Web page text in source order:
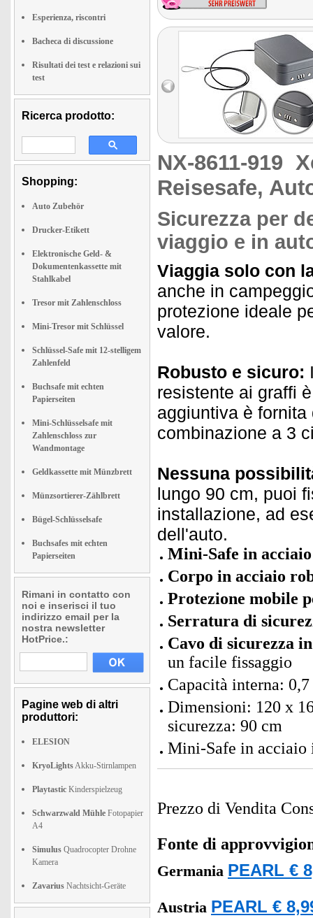
Esperienza, riscontri
Bacheca di discussione
Risultati dei test e relazioni sui
test
Ricerca prodotto:
Shopping:
Auto Zubehör
Drucker-Etikett
Elektronische Geld- &
Dokumentenkassette mit
Stahlkabel
Tresor mit Zahlenschloss
Mini-Tresor mit Schlüssel
Schlüssel-Safe mit 12-stelligem
Zahlenfeld
Buchsafe mit echten
Papierseiten
Mini-Schlüsselsafe mit
Zahlenschloss zur
Wandmontage
Geldkassette mit Münzbrett
Münzsortierer-Zählbrett
Bügel-Schlüsselsafe
Buchsafes mit echten
Papierseiten
Rimani in contatto con
noi e inserisci il tuo
indirizzo email per la
nostra newsletter
HotPrice.:
Pagine web di altri
produttori:
ELESION
KryoLightsAkku-Stirnlampen
Playtastic Kinderspielzeug
Schwarzwald Mühle Fotopapier
A4
Simulus Quadrocopter Drohne
Kamera
Zavarius Nachtsicht-Geräte
NX-8611-919
Reisesafe,
Sicurezza per
viaggio e in
Viaggia solo con
anche in
protezione ideale
valore.
Robusto e sicuro:
resistente ai graffi
aggiuntiva è
combinazione a 3
Nessuna
lungo 90 cm, puoi
installazione, ad
dell'auto.
Mini-Safe in
Corpo in acciaio
Protezione mobile
Serratura di
Cavo di sicurezza
un facile fissaggio
Capacità interna:
Dimensioni: 120 x
sicurezza: 90 cm
Mini-Safe in acciaio
Prezzo di Vendita
Fonte di
Germania PEARL €
Austria PEARL €